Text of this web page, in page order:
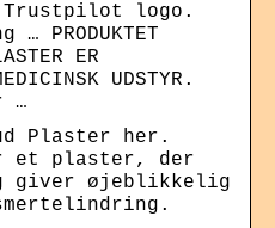
logo.
PRODUKTET
ER
UDSTYR.
…
Plaster her.
er et plaster, der
giver øjeblikkelig